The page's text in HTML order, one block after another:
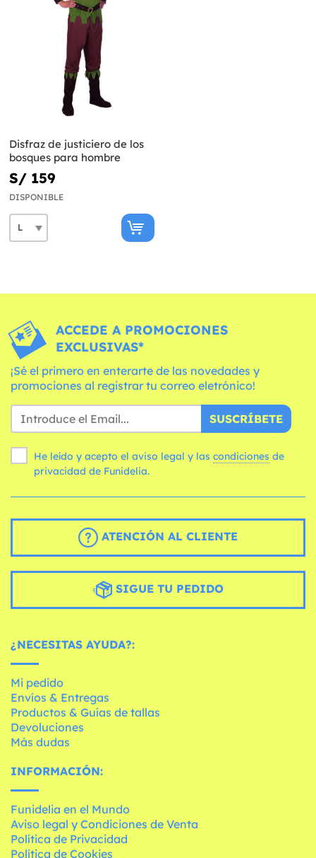
Disfraz de justiciero de los
bosques para hombre
S/ 159
DISPONIBLE
ACCEDE A PROMOCIONES
EXCLUSIVAS*
¡Sé el primero en enterarte de las novedades y
promociones al registrar tu correo eletrónico!
SUSCRÍBETE
He leído y acepto el aviso legal y las condiciones
privacidad de Funidelia.
ATENCIÓN AL CLIENTE
SIGUE TU PEDIDO
¿NECESITAS AYUDA?:
Mi pedido
Envíos & Entregas
Productos & Guías de tallas
Devoluciones
Más dudas
INFORMACIÓN:
Funidelia en el Mundo
Aviso legal y Condiciones de Venta
Política de Privacidad
Política de Cookies